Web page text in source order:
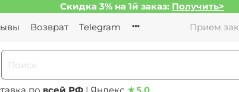
Скидка 3% на 1й заказ: Получить>
Возврат Telegram Прием